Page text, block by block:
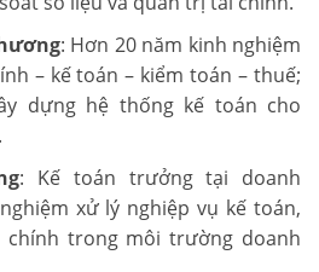
: Hơn 20 năm kinh nghiệm
– kế toán – kiểm toán – thuế;
dựng hệ thống kế toán cho
: Kế toán trưởng tại doanh
xử lý nghiệp vụ kế toán,
trong môi trường doanh